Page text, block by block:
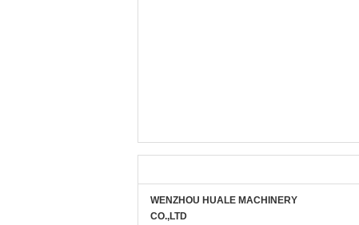
WENZHOU HUALE MACHINERY
CO.,LTD